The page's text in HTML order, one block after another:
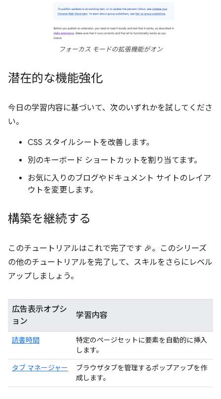
フォーカス モードの拡張機能がオン
潜在的な機能強化
今日の学習内容に基づいて、次のいずれかを試してくださ
い。
CSS スタイルシートを改善します。
別のキーボード ショートカットを割り当てます。
お気に入りのブログやドキュメント サイトのレイア
ウトを変更します。
構築を継続する
このチュートリアルはこれで完了です 🎉。このシリーズ
の他のチュートリアルを完了して、スキルをさらにレベル
アップしましょう。
広告表示オプシ
ョン
学習内容
読書時間
特定のページセットに要素を自動的に挿入
します。
タブ マネージャー
ブラウザタブを管理するポップアップを作
成します。